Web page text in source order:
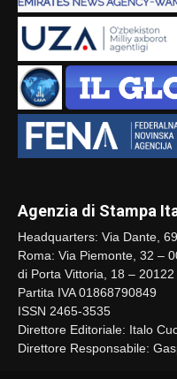
Agenzia di Stampa
Headquarters: Via Dante,
Roma: Via Piemonte, 32 –
di Porta Vittoria, 18 – 20122
Partita IVA 01868790849
ISSN 2465-3535
Direttore Editoriale: Italo
Direttore Responsabile: